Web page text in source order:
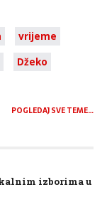
vrijeme
Džeko
POGLEDAJ SVE TEME…
izborima u